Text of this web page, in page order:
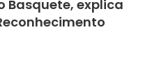
Basquete, explica